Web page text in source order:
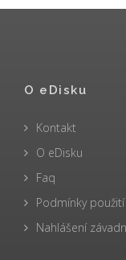
O eDisku
Kontakt
O eDisku
Faq
Podmínky
Nahlášení